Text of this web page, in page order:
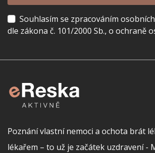
Souhlasím se zpracováním
dle zákona č. 101/2000 Sb., o ochraně
Poznání vlastní nemoci a ochota brát
lékařem – to už je začátek uzdravení -